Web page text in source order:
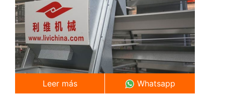
Leer más Whatsapp